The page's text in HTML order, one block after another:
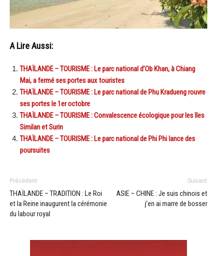
A Lire Aussi:
THAÏLANDE – TOURISME : Le parc national d’Ob Khan, à Chiang
Mai, a fermé ses portes aux touristes
THAÏLANDE – TOURISME : Le parc national de Phu Kradueng rouvre
ses portes le 1er octobre
THAÏLANDE – TOURISME : Convalescence écologique pour les îles
Similan et Surin
THAÏLANDE – TOURISME : Le parc national de Phi Phi lance des
poursuites
Précédent
THAÏLANDE – TRADITION : Le Roi
et la Reine inaugurent la cérémonie
du labour royal
Suivant
ASIE – CHINE : Je suis chinois et
j’en ai marre de bosser